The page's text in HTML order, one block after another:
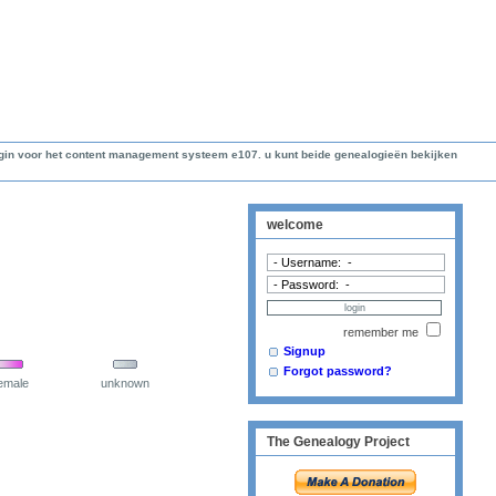
voor het content management systeem e107. u kunt beide genealogieën bekijken
unknown
welcome
remember me
Signup
Forgot password?
The Genealogy Project